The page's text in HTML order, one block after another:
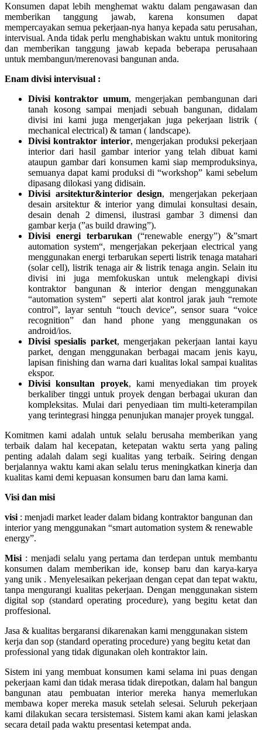
Konsumen dapat lebih menghemat waktu dalam pengawasan dan
memberikan tanggung jawab, karena konsumen dapat
mempercayakan semua pekerjaan-nya hanya kepada satu perusahan,
intervisual. Anda tidak perlu menghabiskan waktu untuk monitoring
dan memberikan tanggung jawab kepada beberapa perusahaan
untuk membangun/merenovasi bangunan anda.
Enam divisi intervisual :
Divisi kontraktor umum, mengerjakan pembangunan dari
tanah kosong sampai menjadi sebuah bangunan, didalam
divisi ini kami juga mengerjakan juga pekerjaan listrik (
mechanical electrical) & taman ( landscape).
Divisi kontraktor interior, mengerjakan produksi pekerjaan
interior dari hasil gambar interior yang telah dibuat kami
ataupun gambar dari konsumen kami siap memproduksinya,
semuanya dapat kami produksi di “workshop” kami sebelum
dipasang dilokasi yang didisain.
Divisi arsitektur&interior design, mengerjakan pekerjaan
desain arsitektur & interior yang dimulai konsultasi desain,
desain denah 2 dimensi, ilustrasi gambar 3 dimensi dan
gambar kerja (”as build drawing”).
Divisi energi terbarukan (“renewable energy”) &”smart
automation system“, mengerjakan pekerjaan electrical yang
menggunakan energi terbarukan seperti listrik tenaga matahari
(solar cell), listrik tenaga air & listrik tenaga angin. Selain itu
divisi ini juga memfokuskan untuk melengkapi divisi
kontraktor bangunan & interior dengan menggunakan
“automation system” seperti alat kontrol jarak jauh “remote
control”, layar sentuh “touch device”, sensor suara “voice
recognition” dan hand phone yang menggunakan os
android/ios.
Divisi spesialis parket, mengerjakan pekerjaan lantai kayu
parket, dengan menggunakan berbagai macam jenis kayu,
lapisan finishing dan warna dari kualitas lokal sampai kualitas
ekspor.
Divisi konsultan proyek, kami menyediakan tim proyek
berkaliber tinggi untuk proyek dengan berbagai ukuran dan
kompleksitas. Mulai dari penyediaan tim multi-keterampilan
yang terintegrasi hingga penunjukan manajer proyek tunggal.
Komitmen kami adalah untuk selalu berusaha memberikan yang
terbaik dalam hal kecepatan, ketepatan waktu serta yang paling
penting adalah dalam segi kualitas yang terbaik. Seiring dengan
berjalannya waktu kami akan selalu terus meningkatkan kinerja dan
kualitas kami demi kepuasan konsumen baru dan lama kami.
Visi dan misi
visi : menjadi market leader dalam bidang kontraktor bangunan dan
interior yang menggunakan “smart automation system & renewable
energy”.
Misi : menjadi selalu yang pertama dan terdepan untuk membantu
konsumen dalam memberikan ide, konsep baru dan karya-karya
yang unik . Menyelesaikan pekerjaan dengan cepat dan tepat waktu,
tanpa mengurangi kualitas pekerjaan. Dengan menggunakan sistem
digital sop (standard operating procedure), yang begitu ketat dan
proffesional.
Jasa & kualitas bergaransi dikarenakan kami menggunakan sistem
kerja dan sop (standard operating procedure) yang begitu ketat dan
professional yang tidak digunakan oleh kontraktor lain.
Sistem ini yang membuat konsumen kami selama ini puas dengan
pekerjaan kami dan tidak merasa tidak direpotkan, dalam hal bangun
bangunan atau pembuatan interior mereka hanya memerlukan
membawa koper mereka masuk setelah selesai. Seluruh pekerjaan
kami dilakukan secara tersistemasi. Sistem kami akan kami jelaskan
secara detail pada waktu presentasi ketempat anda.